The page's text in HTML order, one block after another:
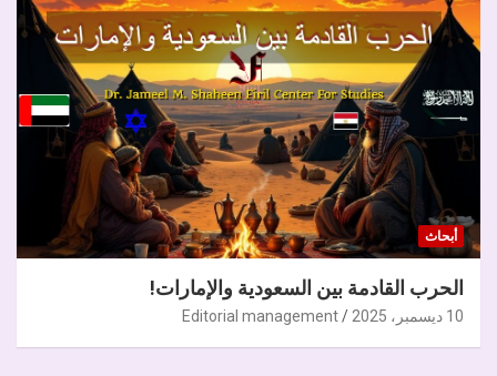
أبحاث
الحرب القادمة بين السعودية والإمارات!
10 ديسمبر، 2025 Editorial management